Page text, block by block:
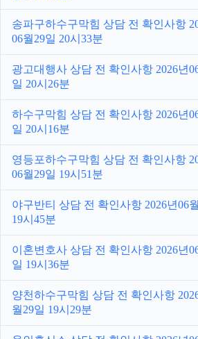
송파구하수구막힘 상담 전 확인사항
06월29일 20시33분
광고대행사 상담 전 확인사항 2026년
일 20시26분
하수구막힘 상담 전 확인사항 2026년
일 20시16분
영등포하수구막힘 상담 전 확인사항
06월29일 19시51분
야구반티 상담 전 확인사항 2026년06
19시45분
이혼변호사 상담 전 확인사항 2026년
일 19시36분
양천하수구막힘 상담 전 확인사항
월29일 19시29분